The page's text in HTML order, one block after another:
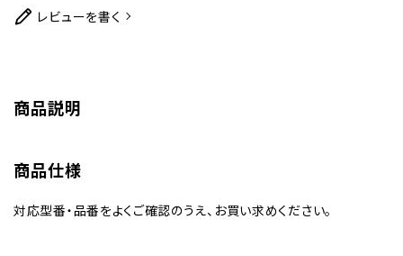
レビューを書く
商品説明
商品仕様
対応型番・品番をよくご確認のうえ、お買い求めください。